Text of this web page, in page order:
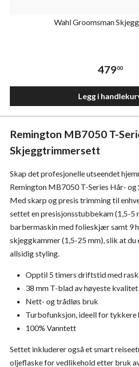
Wahl Groomsman
47900
Legg i
Remington MB7050 T-
Skjeggtrimmersett
Skap det profesjonelle utseendet
Remington MB7050 T-Series Hår-
Med skarp og presis trimming til
settet en presisjonsstubbekam (1,5-5
barbermaskin med folieskjær samt 9
skjeggkammer (1,5-25 mm), slik at
allsidig styling.
Opptil 5 timers driftstid med
38 mm T-blad av høyeste
Nett- og trådløs bruk
Turbofunksjon, ideell for tykkere
100% Vanntett
Settet inkluderer også et smart
oljeflaske for vedlikehold etter bruk